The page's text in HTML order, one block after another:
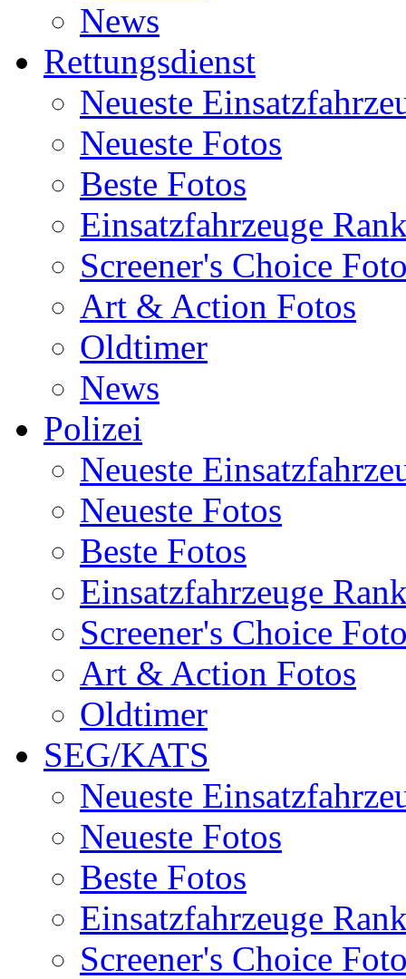
News
Rettungsdienst
Neueste
Neueste Fotos
Beste Fotos
Einsatzfahrzeuge
Screener's Choice
Art & Action Fotos
Oldtimer
News
Polizei
Neueste
Neueste Fotos
Beste Fotos
Einsatzfahrzeuge
Screener's Choice
Art & Action Fotos
Oldtimer
SEG/KATS
Neueste
Neueste Fotos
Beste Fotos
Einsatzfahrzeuge
Screener's Choice